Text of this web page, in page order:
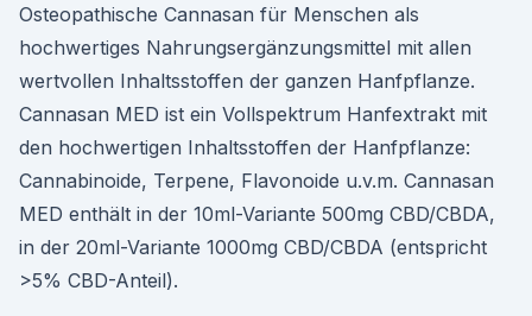
Osteopathische Cannasan für Menschen als
hochwertiges Nahrungsergänzungsmittel mit allen
wertvollen Inhaltsstoffen der ganzen Hanfpflanze.
Cannasan MED ist ein Vollspektrum Hanfextrakt mit
den hochwertigen Inhaltsstoffen der Hanfpflanze:
Cannabinoide, Terpene, Flavonoide u.v.m. Cannasan
MED enthält in der 10ml-Variante 500mg CBD/CBDA,
in der 20ml-Variante 1000mg CBD/CBDA (entspricht
>5% CBD-Anteil).